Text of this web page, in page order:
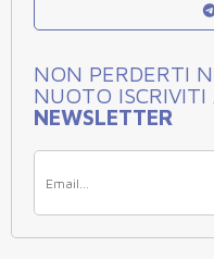
NON PERDERTI
NUOTO
NEWSLETTER